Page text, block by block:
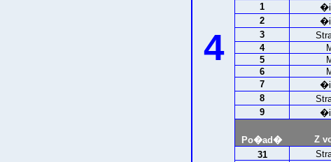
4
1
2
3
4
5
6
7
8
9
Po�ad�
Z
31